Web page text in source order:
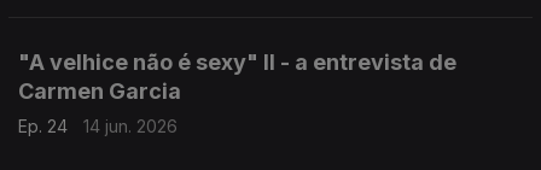
"A velhice não é sexy" II - a entrevista de
Carmen Garcia
Ep. 24 14 jun. 2026